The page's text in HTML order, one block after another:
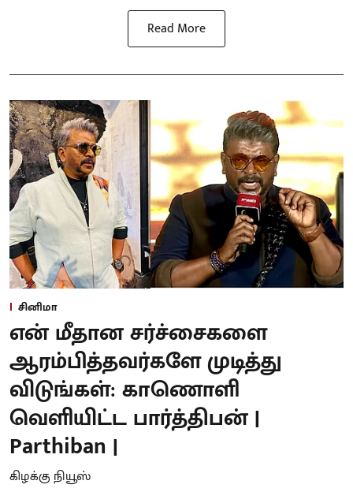
Read More
சினிமா
என் மீதான சர்ச்சைகளை
ஆரம்பித்தவர்களே முடித்து
விடுங்கள்: காணொளி
வெளியிட்ட பார்த்திபன் |
Parthiban |
கிழக்கு நியூஸ்